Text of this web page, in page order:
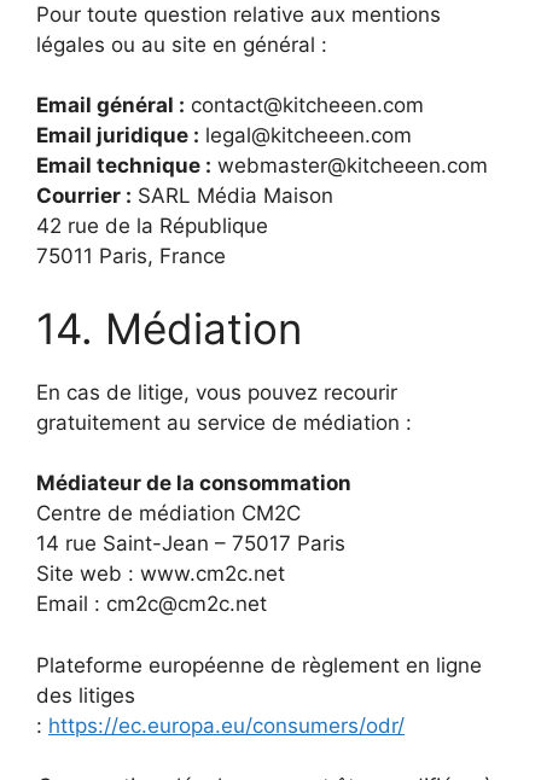
Pour toute question relative aux mentions
légales ou au site en général :
Email général : contact@kitcheeen.com
Email juridique : legal@kitcheeen.com
Email technique : webmaster@kitcheeen.com
Courrier : SARL Média Maison
42 rue de la République
75011 Paris, France
14. Médiation
En cas de litige, vous pouvez recourir
gratuitement au service de médiation :
Médiateur de la consommation
Centre de médiation CM2C
14 rue Saint-Jean – 75017 Paris
Site web : www.cm2c.net
Email : cm2c@cm2c.net
Plateforme européenne de règlement en ligne
des litiges
: https://ec.europa.eu/consumers/odr/